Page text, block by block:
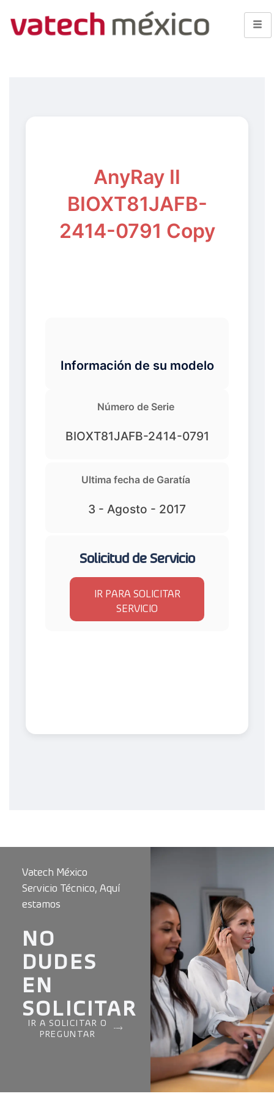
AnyRay II
BIOXT81JAFB-
2414-0791 Copy
Información de su modelo
Número de Serie
BIOXT81JAFB-2414-0791
Ultima fecha de Garatía
3 - Agosto - 2017
Solicitud de Servicio
IR PARA SOLICITAR
SERVICIO
Vatech México
Servicio Técnico, Aquí
estamos
NO
DUDES
EN
SOLICITAR
IR A SOLICITAR O
PREGUNTAR